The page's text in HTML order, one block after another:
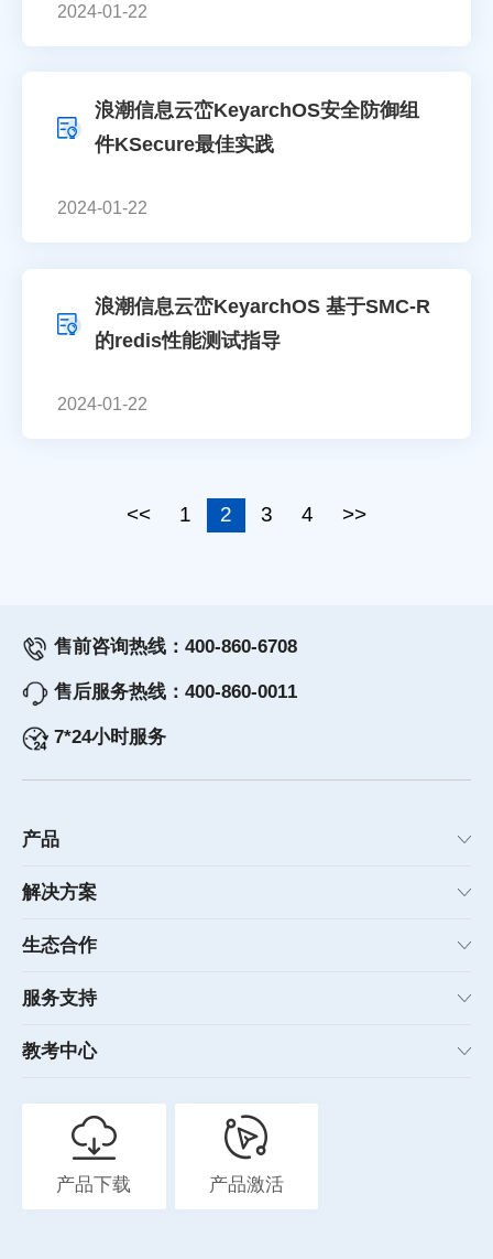
2024-01-22
浪潮信息云峦KeyarchOS安全防御组
件KSecure最佳实践
2024-01-22
浪潮信息云峦KeyarchOS 基于SMC-R
的redis性能测试指导
2024-01-22
<< 1 2 3 4 >>
售前咨询热线：400-860-6708
售后服务热线：400-860-0011
7*24小时服务
产品
解决方案
生态合作
服务支持
教考中心
产品下载 产品激活